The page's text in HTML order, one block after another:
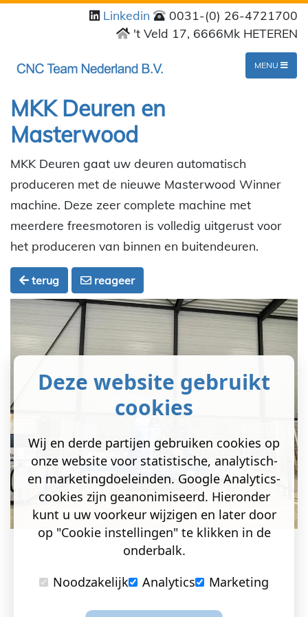
Linkedin
0031-(0) 26-4721700
't Veld 17, 6666Mk HETEREN
MENU
MKK Deuren en
Masterwood
MKK Deuren gaat uw deuren automatisch
produceren met de nieuwe Masterwood Winner
machine. Deze zeer complete machine met
meerdere freesmotoren is volledig uitgerust voor
het produceren van binnen en buitendeuren.
terug reageer
Deze website gebruikt
cookies
Wij en derde partijen gebruiken cookies op
onze website voor statistische, analytisch-
en marketingdoeleinden. Google Analytics-
cookies zijn geanonimiseerd. Hieronder
kunt u uw voorkeur wijzigen en later door
op "Cookie instellingen" te klikken in de
onderbalk.
Noodzakelijk
Analytics Marketing